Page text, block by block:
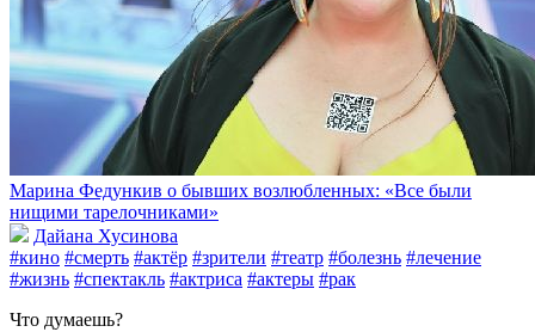
Марина Федункив о бывших возлюбленных: «Все были
нищими тарелочниками»
Дайана Хусинова
#кино #смерть #актёр #зрители #театр #болезнь #лечение
#жизнь #спектакль #актриса #актеры #рак
Что думаешь?